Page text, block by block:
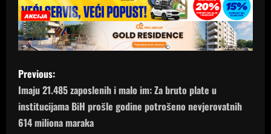
P
o
s
Previous:
Imaju 21.485 zaposlenih i malo im: Za bruto plate u
institucijama BiH prošle godine potrošeno nevjerovatnih
614 miliona maraka